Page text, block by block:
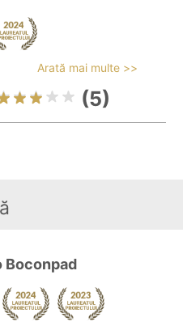
Arată mai multe >>
(5)
Boconpad